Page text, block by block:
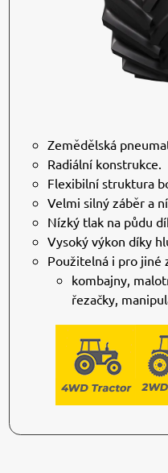
Zemědělská
Radiální konstrukce.
Flexibilní struktura
Velmi silný záběr a
Nízký tlak na půdu
Vysoký výkon díky
Použitelná i pro jiné
kombajny,
řezačky,